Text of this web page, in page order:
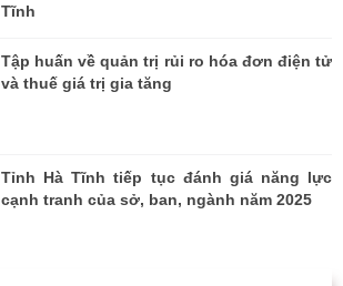
Tĩnh
Tập huấn về quản trị rủi ro hóa đơn điện tử
và thuế giá trị gia tăng
Tỉnh Hà Tĩnh tiếp tục đánh giá năng lực
cạnh tranh của sở, ban, ngành năm 2025